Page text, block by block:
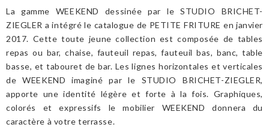
La gamme WEEKEND dessinée par le STUDIO BRICHET-
ZIEGLER a intégré le catalogue de PETITE FRITURE en janvier
2017. Cette toute jeune collection est composée de tables
repas ou bar, chaise, fauteuil repas, fauteuil bas, banc, table
basse, et tabouret de bar. Les lignes horizontales et verticales
de WEEKEND imaginé par le STUDIO BRICHET-ZIEGLER,
apporte une identité légère et forte à la fois. Graphiques,
colorés et expressifs le mobilier WEEKEND donnera du
caractère à votre terrasse.